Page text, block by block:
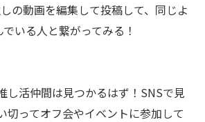
の動画を編集して投稿して、同じよ
いる人と繋がってみる！
し活仲間は見つかるはず！SNSで見
切ってオフ会やイベントに参加して